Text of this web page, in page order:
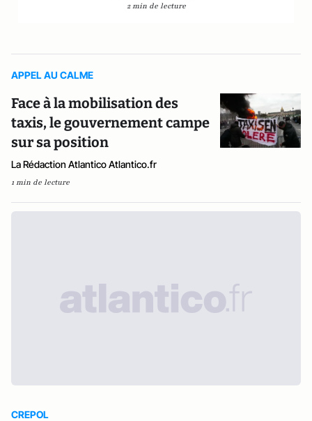
2 min de lecture
APPEL AU CALME
Face à la mobilisation des
taxis, le gouvernement campe
sur sa position
La Rédaction Atlantico Atlantico.fr
1 min de lecture
CREPOL